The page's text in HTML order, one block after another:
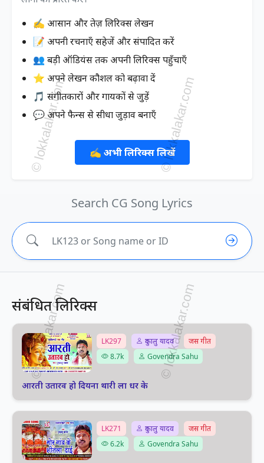
✍️ आसान और तेज़ लिरिक्स लेखन
📝 अपनी रचनाएँ सहेजें और संपादित करें
👥 बड़ी ऑडियंस तक अपनी लिरिक्स पहुँचाएँ
⭐ अपने लेखन कौशल को बढ़ावा दें
🎵 संगीतकारों और गायकों से जुड़ें
💬 अपने फैन्स से सीधा जुड़ाव बनाएँ
✍️ अभी लिरिक्स लिखें
Search CG Song Lyrics
संबंधित लिरिक्स
LK297 दुकालु यादव
जस गीत
8.7k
Govendra Sahu
आरती उतारव हो दियना थारी ला धर के
LK271 दुकालु यादव
जस गीत
6.2k
Govendra Sahu